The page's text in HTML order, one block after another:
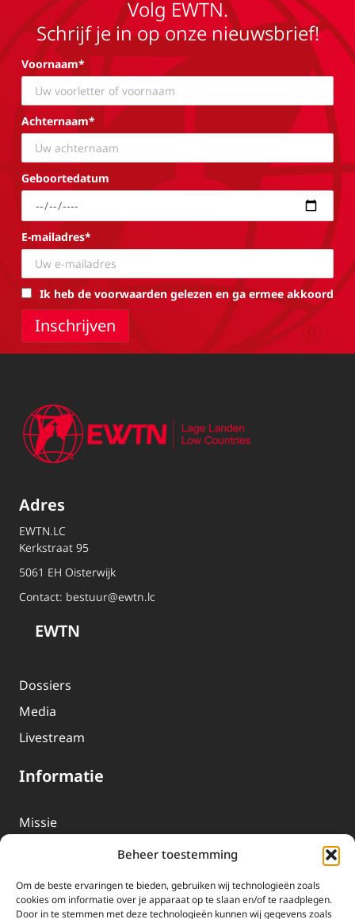
Beheer toestemming
Om de beste ervaringen te bieden, gebruiken wij technologieën zoals
cookies om informatie over je apparaat op te slaan en/of te raadplegen.
Door in te stemmen met deze technologieën kunnen wij gegevens zoals
Volg EWTN.
Schrijf je in op onze nieuwsbrief!
Voornaam*
Achternaam*
Geboortedatum
E-mailadres*
Ik heb de voorwaarden gelezen en ga ermee akkoord
Adres
EWTN.LC
Kerkstraat 95
5061 EH Oisterwijk
Contact: bestuur@ewtn.lc
EWTN
Dossiers
Media
Livestream
Informatie
Missie
EWTN-Team